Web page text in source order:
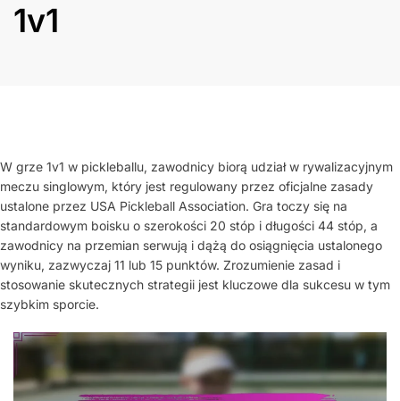
1v1
W grze 1v1 w pickleballu, zawodnicy biorą udział w rywalizacyjnym
meczu singlowym, który jest regulowany przez oficjalne zasady
ustalone przez USA Pickleball Association. Gra toczy się na
standardowym boisku o szerokości 20 stóp i długości 44 stóp, a
zawodnicy na przemian serwują i dążą do osiągnięcia ustalonego
wyniku, zazwyczaj 11 lub 15 punktów. Zrozumienie zasad i
stosowanie skutecznych strategii jest kluczowe dla sukcesu w tym
szybkim sporcie.